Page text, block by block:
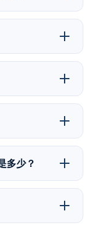
或在
的投资意向。
经纪交易商，
投资。
份流动性低，意
确定的退出时
融资轮次之间
财务顾问并审
市场平台从现有
）处购买股
，代表双方处
级市场将股份出
被收购。两
的，投资者应
多少？
资金额为
供应情况而有